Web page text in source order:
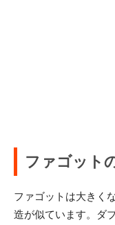
ファゴット
ファゴットは大きく
造が似ています。ダ